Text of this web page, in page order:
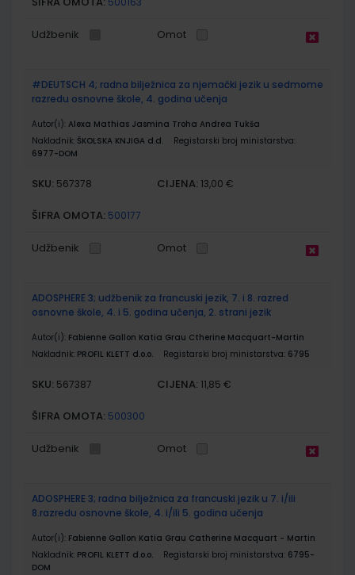
Udžbenik Omot
#DEUTSCH 4; radna bilježnica za njemački jezik u sedmome
razredu osnovne škole, 4. godina učenja
Autor(i): Alexa Mathias Jasmina Troha Andrea Tukša
Nakladnik: ŠKOLSKA KNJIGA d.d.
Registarski broj ministarstva:
6977-DOM
SKU: 567378 CIJENA: 13,00 €
ŠIFRA OMOTA: 500177
Udžbenik Omot
ADOSPHERE 3; udžbenik za francuski jezik, 7. i 8. razred
osnovne škole, 4. i 5. godina učenja, 2. strani jezik
Autor(i): Fabienne Gallon Katia Grau Ctherine Macquart-Martin
Nakladnik: PROFIL KLETT d.o.o. Registarski broj ministarstva: 6795
SKU: 567387 CIJENA: 11,85 €
ŠIFRA OMOTA: 500300
Udžbenik Omot
ADOSPHERE 3; radna bilježnica za francuski jezik u 7. i/ili
8.razredu osnovne škole, 4. i/ili 5. godina učenja
Autor(i): Fabienne Gallon Katia Grau Catherine Macquart - Martin
Nakladnik: PROFIL KLETT d.o.o. Registarski broj ministarstva: 6795-
DOM